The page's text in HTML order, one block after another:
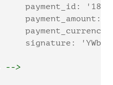
payment_id:
payment_amount:
signature:
-->